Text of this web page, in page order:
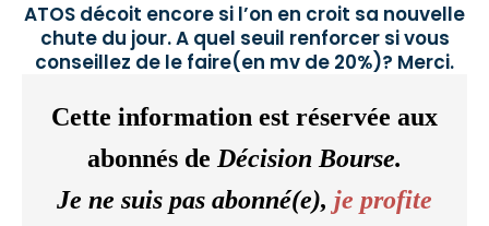
ATOS décoit encore si l’on en croit sa nouvelle
chute du jour. A quel seuil renforcer si vous
conseillez de le faire(en mv de 20%)? Merci.
Cette information est réservée aux
abonnés de Décision Bourse.
Je ne suis pas abonné(e), je profite